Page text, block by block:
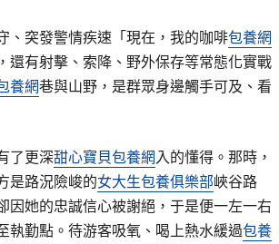
、突發警情疾速「現在，我的咖啡包養網
還有射擊、索降、野外保存等常態化實戰
養網巷與山野，是群眾身邊觸手可及、看
了更深甜心寶貝包養網入的懂得。那時，
是路況險峻的女大生包養俱樂部峽谷路
她的忠誠信心被謝絕，于是便一左一右
執勤點。待游客吸氧、喝上熱水緩過包養